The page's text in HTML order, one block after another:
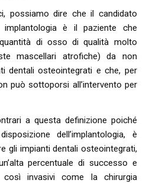
possiamo dire che il candidato
è il paziente che
di osso di qualità molto
mascellari atrofiche) da non
dentali osteointegrati e che, per
può sottoporsi all’intervento per
a questa definizione poiché
dell’implantologia, è
gli impianti dentali osteointegrati,
percentuale di successo e
così invasivi come la chirurgia